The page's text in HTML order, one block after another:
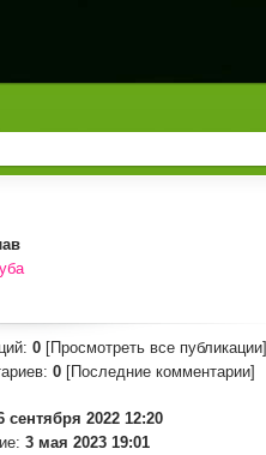
0 [Просмотреть все публикации]
0 [Последние комментарии]
сентября 2022 12:20
3 мая 2023 19:01